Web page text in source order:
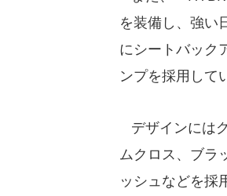
を装備し、強い
にシートバック
ンプを採用して
デザインには
ムクロス、ブラ
ッシュなどを採